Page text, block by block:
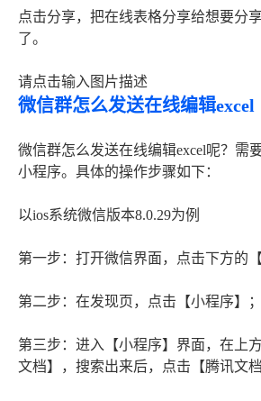
点击分享，把在线表格分享给想要分
了。
请点击输入图片描述
微信群怎么发送在线编辑excel
微信群怎么发送在线编辑excel呢？需
小程序。具体的操作步骤如下：
以ios系统微信版本8.0.29为例
第一步：打开微信界面，点击下方的【
第二步：在发现页，点击【小程序】；
第三步：进入【小程序】界面，在上
文档】，搜索出来后，点击【腾讯文档